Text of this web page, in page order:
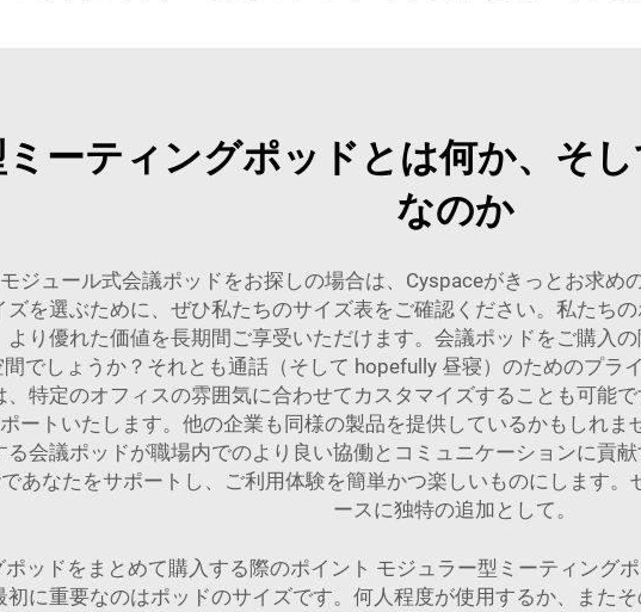
ーティングポッドとは何か、そ
なのか
ジュール式会議ポッドをお探しの場合は、Cyspaceがきっとお求
ズを選ぶために、ぜひ私たちのサイズ表をご確認ください。私たち
り優れた価値を長期間ご享受いただけます。会議ポッドをご購入
でしょうか？それとも通話（そして hopefully 昼寝）のためのプ
、特定のオフィスの雰囲気に合わせてカスタマイズすることも可能
ートいたします。他の企業も同様の製品を提供しているかもしれ
る会議ポッドが職場内でのより良い協働とコミュニケーションに貢
あなたをサポートし、ご利用体験を簡単かつ楽しいものにします。
ースに独特の追加として。
ッドをまとめて購入する際のポイント モジュラー型ミーティング
に重要なのはポッドのサイズです。何人程度が使用するか、また